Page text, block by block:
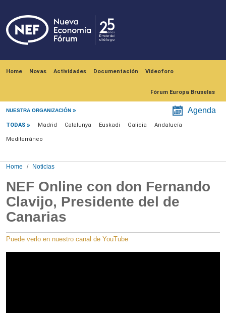
Home Novas Actividades Documentación Videoforo
Fórum Europa Bruselas
NUESTRA ORGANIZACIÓN Agenda
Menú noticias
TODAS Madrid Catalunya Euskadi Galicia Andalucía
Mediterráneo
Home Noticias
NEF Online con don Fernando
Clavijo, Presidente del de
Canarias
Puede verlo en nuestro canal de YouTube